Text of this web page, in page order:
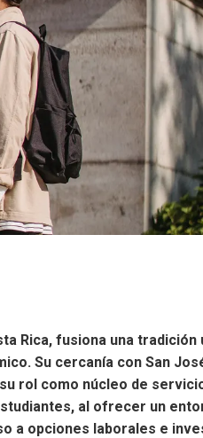
Rica, fusiona una tradición
Su cercanía con San
rol como núcleo de
al ofrecer un
a opciones laborales e